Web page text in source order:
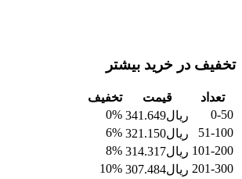
تخفیف در خرید بیشتر
تعداد قیمت
تخفیف
0-50
ریال341.649
0%
51-100
ریال321.150
6%
101-200 ریال314.317
8%
201-300 ریال307.484
10%